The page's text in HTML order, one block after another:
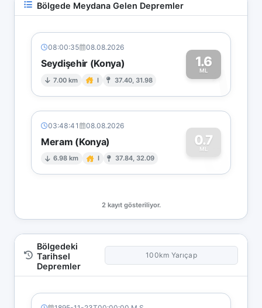
Bölgede Meydana Gelen Depremler
08:00:35 08.08.2026
Seydişehir (Konya)
7.00 km I 37.40, 31.98
1.6
ML1
03:48:41 08.08.2026
Meram (Konya)
6.98 km I 37.84, 32.09
0.7
ML
0
2 kayıt gösteriliyor.
Bölgedeki
Tarihsel
Depremler
100km Yarıçap